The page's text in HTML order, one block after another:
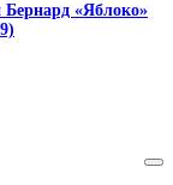
«Яблоко»